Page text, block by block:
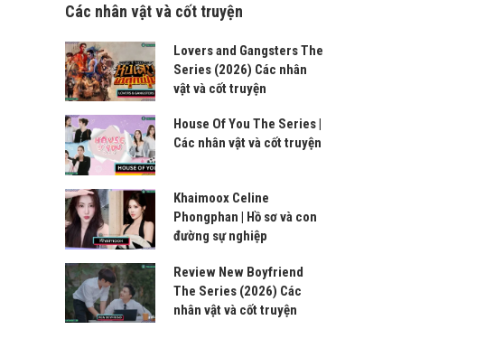
Các nhân vật và cốt truyện
Lovers and Gangsters The
Series (2026) Các nhân
vật và cốt truyện
House Of You The Series |
Các nhân vật và cốt truyện
Khaimoox Celine
Phongphan | Hồ sơ và con
đường sự nghiệp
Review New Boyfriend
The Series (2026) Các
nhân vật và cốt truyện